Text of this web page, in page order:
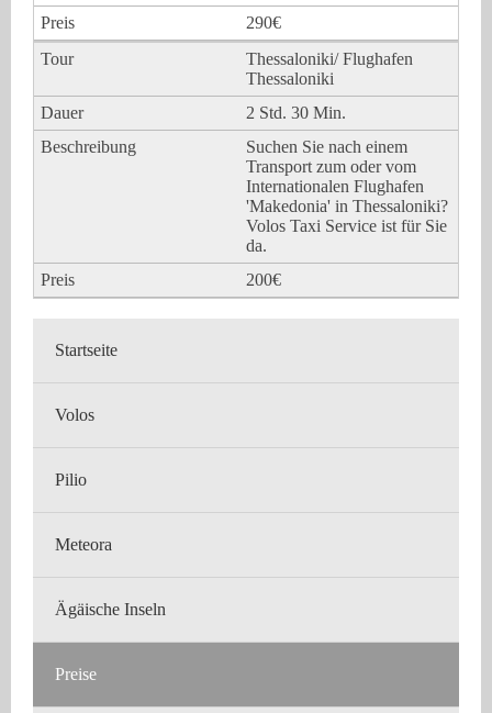
290€
Thessaloniki/ Flughafen
Thessaloniki
2 Std. 30 Min.
Suchen Sie nach einem
Transport zum oder vom
Internationalen Flughafen
'Makedonia' in Thessaloniki?
Volos Taxi Service ist für Sie
da.
200€
Startseite
Volos
Pilio
Meteora
Ägäische Inseln
Preise